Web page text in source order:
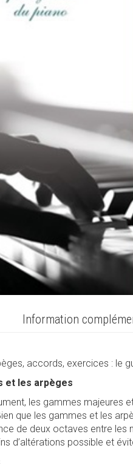
Information
accords, exercices : le
et les arpèges
les gammes majeures
que les gammes et les
de deux octaves entre les
d’altérations possible et